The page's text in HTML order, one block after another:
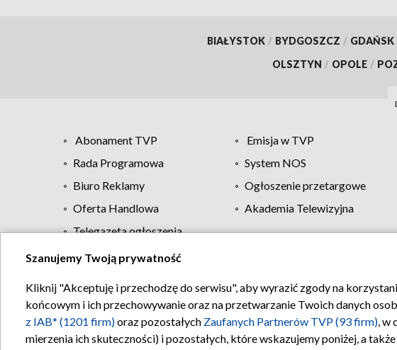
BIAŁYSTOK / BYDGOSZCZ / GDAŃSK
OLSZTYN / OPOLE /
Abonament TVP Emisja w TVP
Rada Programowa
System NOS
Biuro Reklamy
Ogłoszenie przetargowe
Oferta Handlowa
Akademia Telewizyjna
Telegazeta ogłoszenia
Regulamin TVP Polityka
Szanujemy Twoją prywatność
Kliknij "Akceptuję i przechodzę do serwisu", aby wyrazić zgody na
końcowym i ich przechowywanie oraz na przetwarzanie Twoich danych
z IAB* (1201 firm)oraz pozostałych Zaufanych Partnerów TVP (93 firm), w
mierzenia ich skuteczności) i pozostałych, które wskazujemy poniżej, a